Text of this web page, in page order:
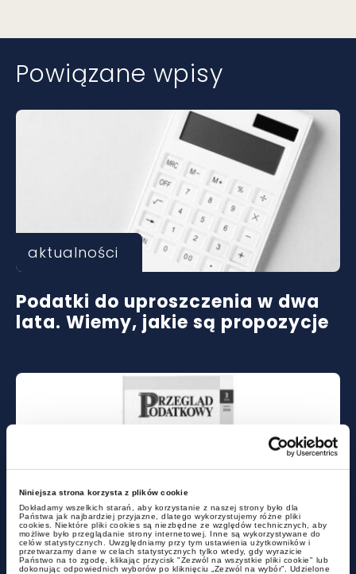
Niniejsza strona korzysta z plików cookie
Dokładamy wszelkich starań, aby korzystanie z naszej strony było dla
Państwa jak najbardziej przyjazne, dlatego wykorzystujemy różne pliki
cookies. Niektóre pliki cookies są niezbędne ze względów technicznych, aby
możliwe było przeglądanie strony internetowej. Inne są wykorzystywane do
celów statystycznych. Uwzględniamy przy tym ustawienia użytkowników i
przetwarzamy dane w celach statystycznych tylko wtedy, gdy wyrazicie
Państwo na to zgodę, klikając przycisk "Zezwól na wszystkie pliki cookie" lub
dokonując odpowiednich wyborów po kliknięciu „Zezwól na wybór”. Udzielone
Powiązane wpisy
aktualności
Podatki do uproszczenia w dwa
lata. Wiemy, jakie są propozycje
aktualności
Eksport zamiast WDT – kiedy